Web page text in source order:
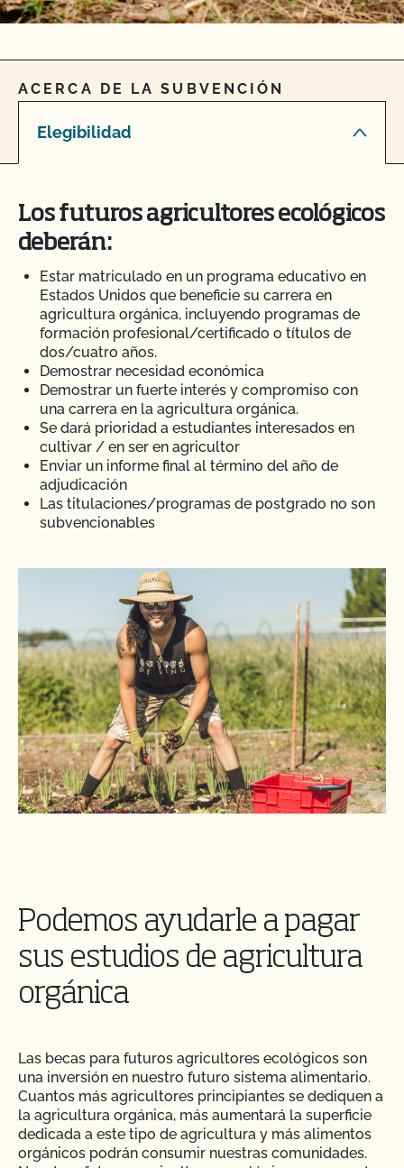
ACERCA DE LA SUBVENCIÓN
Elegibilidad
Los futuros agricultores ecológicos
deberán:
Estar matriculado en un programa educativo en
Estados Unidos que beneficie su carrera en
agricultura orgánica, incluyendo programas de
formación profesional/certificado o títulos de
dos/cuatro años.
Demostrar necesidad económica
Demostrar un fuerte interés y compromiso con
una carrera en la agricultura orgánica.
Se dará prioridad a estudiantes interesados en
cultivar / en ser en agricultor
Enviar un informe final al término del año de
adjudicación
Las titulaciones/programas de postgrado no son
subvencionables
Podemos ayudarle a pagar
sus estudios de agricultura
orgánica
Las becas para futuros agricultores ecológicos son
una inversión en nuestro futuro sistema alimentario.
Cuantos más agricultores principiantes se dediquen a
la agricultura orgánica, más aumentará la superficie
dedicada a este tipo de agricultura y más alimentos
orgánicos podrán consumir nuestras comunidades.